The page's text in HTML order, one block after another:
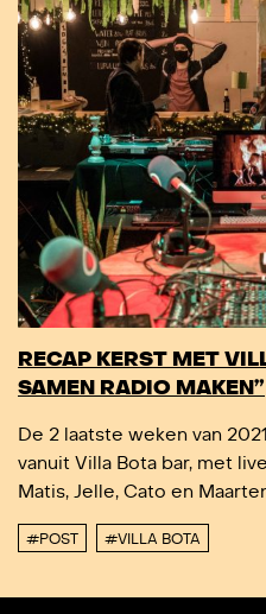
RECAP KERST MET
SAMEN RADIO MAKEN”
De 2 laatste weken van
vanuit Villa Bota bar, met
Matis, Jelle, Cato en
#POST #VILLA BOTA